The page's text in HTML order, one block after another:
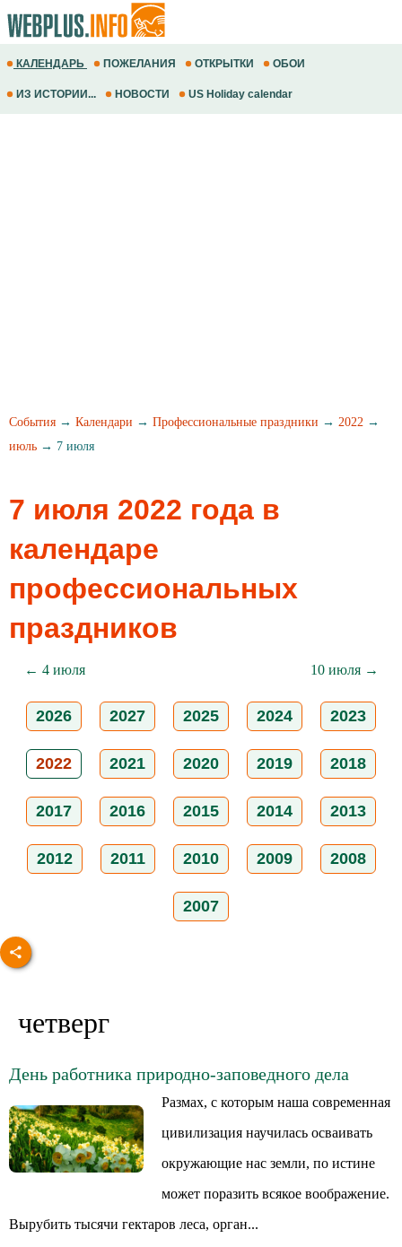
КАЛЕНДАРЬ ПОЖЕЛАНИЯ ОТКРЫТКИ ОБОИ
ИЗ ИСТОРИИ... НОВОСТИ US Holiday calendar
События → Календари → Профессиональные праздники → 2022 →
июль → 7 июля
7 июля 2022 года в
календаре
профессиональных
праздников
← 4 июля 10 июля →
2026 2027 2025 2024 2023
2022 2021 2020 2019 2018
2017 2016 2015 2014 2013
2012 2011 2010 2009 2008
2007
четверг
День работника природно-заповедного дела
Размах, с которым наша современная
цивилизация научилась осваивать
окружающие нас земли, по истине
может поразить всякое воображение.
Вырубить тысячи гектаров леса, орган...